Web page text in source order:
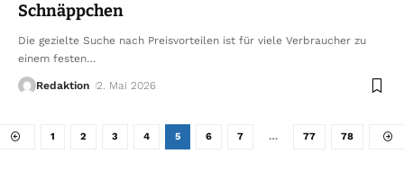
Schnäppchen
Die gezielte Suche nach Preisvorteilen ist für viele Verbraucher zu
einem festen…
Redaktion 2. Mai 2026
1 2 3 4 5 6 7 … 77 78